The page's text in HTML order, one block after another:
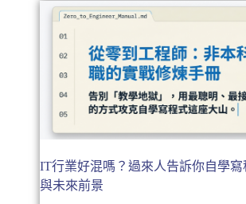
IT行業好混嗎？過來人告訴你自學寫
與未來前景